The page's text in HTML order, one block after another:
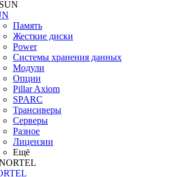
Память
Жесткие диски
Power
Системы хранения данных
Модули
Опции
Pillar Axiom
SPARC
Трансиверы
Серверы
Разное
Лицензии
Ещё